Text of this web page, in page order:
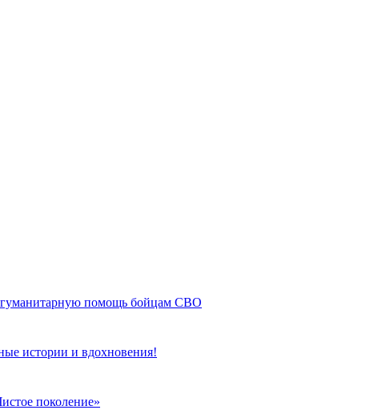
помощь бойцам СВО
истории и вдохновения!
поколение»